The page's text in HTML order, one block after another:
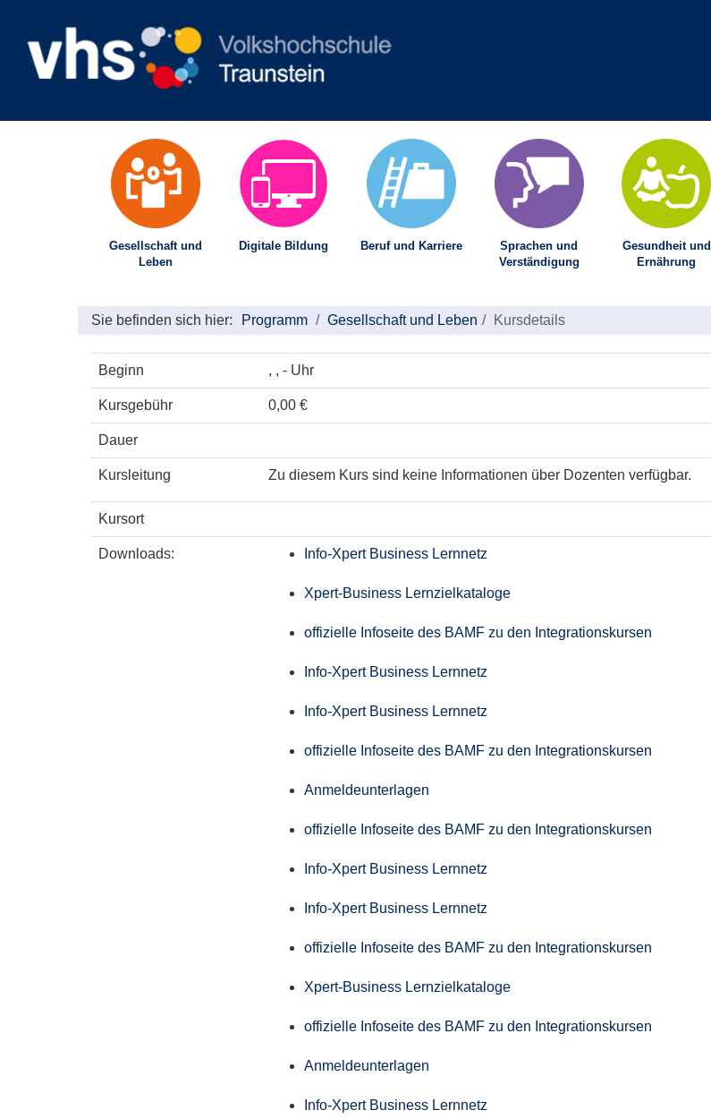
Gesellschaft und
Leben
Digitale Bildung Beruf und Karriere
Sprachen und
Verständigung
Gesundheit und
Ernährung
Sie befinden sich hier: Programm Gesellschaft und Leben Kursdetails
Beginn , , - Uhr
Kursgebühr 0,00 €
Dauer
Kursleitung Zu diesem Kurs sind keine Informationen über Dozenten verfügbar.
Kursort
Downloads: Info-Xpert Business Lernnetz
Xpert-Business Lernzielkataloge
offizielle Infoseite des BAMF zu den Integrationskursen
Info-Xpert Business Lernnetz
Info-Xpert Business Lernnetz
offizielle Infoseite des BAMF zu den Integrationskursen
Anmeldeunterlagen
offizielle Infoseite des BAMF zu den Integrationskursen
Info-Xpert Business Lernnetz
Info-Xpert Business Lernnetz
offizielle Infoseite des BAMF zu den Integrationskursen
Xpert-Business Lernzielkataloge
offizielle Infoseite des BAMF zu den Integrationskursen
Anmeldeunterlagen
Info-Xpert Business Lernnetz